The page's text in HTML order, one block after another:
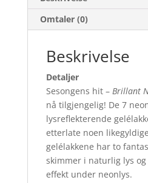
Omtaler (0)
Beskrivelse
Detaljer
Sesongens hit – Brillant
nå tilgjengelig! De 7
lysreflekterende
etterlate noen
gelélakkene har to
skimmer i naturlig lys
effekt under neonlys.